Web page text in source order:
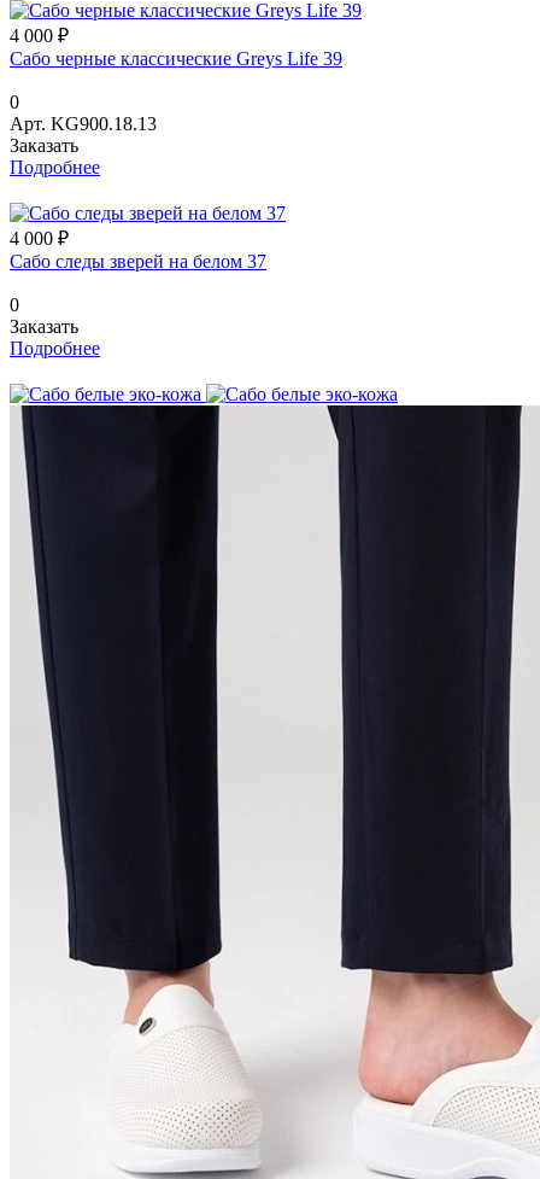
4 000 ₽
Сабо черные классические Greys Life 39
0
Арт. KG900.18.13
Заказать
Подробнее
4 000 ₽
Сабо следы зверей на белом 37
0
Заказать
Подробнее